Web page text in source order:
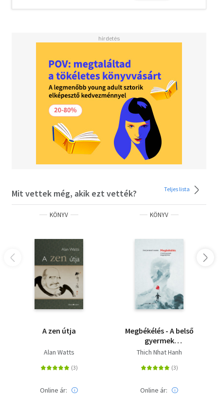
Mit vettek még, akik ezt vették? Teljes lista
KÖNYV
A zen útja
Alan Watts
Online ár:
KÖNYV
Megbékélés - A belső
gyermek
meggyógyítása
Thich Nhat Hanh
Online ár: